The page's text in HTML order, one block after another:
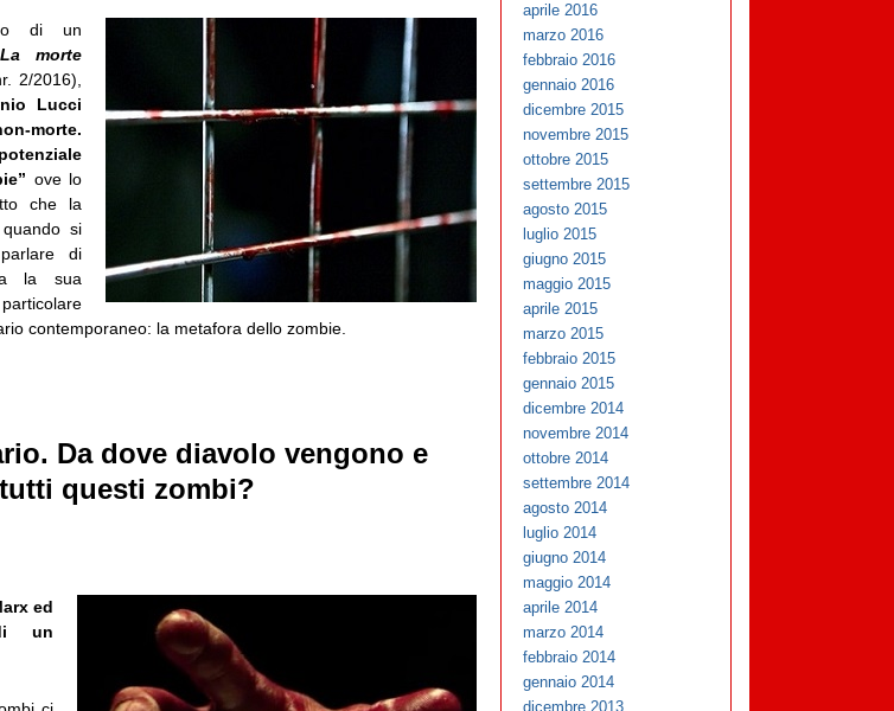
di un
morte
2/2016),
Lucci
morte.
ove lo
che la
si
di
la sua
contemporaneo: la metafora dello zombie.
Da dove diavolo vengono e
questi zombi?
ed
un
aprile 2016
marzo 2016
febbraio 2016
gennaio 2016
dicembre 2015
novembre 2015
ottobre 2015
settembre 2015
agosto 2015
luglio 2015
giugno 2015
maggio 2015
aprile 2015
marzo 2015
febbraio 2015
gennaio 2015
dicembre 2014
novembre 2014
ottobre 2014
settembre 2014
agosto 2014
luglio 2014
giugno 2014
maggio 2014
aprile 2014
marzo 2014
febbraio 2014
gennaio 2014
dicembre 2013